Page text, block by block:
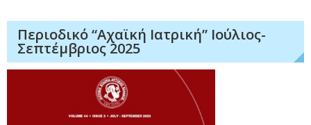
Περιοδικό “Αχαϊκή Ιατρική” Ιούλιος-
Σεπτέμβριος 2025